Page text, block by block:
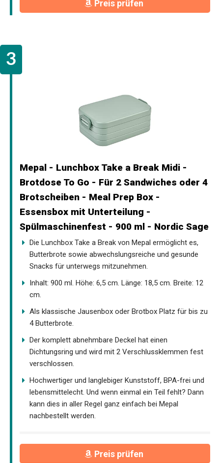
Preis prüfen
Mepal - Lunchbox Take a Break Midi -
Brotdose To Go - Für 2 Sandwiches oder 4
Brotscheiben - Meal Prep Box -
Essensbox mit Unterteilung -
Spülmaschinenfest - 900 ml - Nordic Sage
Die Lunchbox Take a Break von Mepal ermöglicht es,
Butterbrote sowie abwechslungsreiche und gesunde
Snacks für unterwegs mitzunehmen.
Inhalt: 900 ml. Höhe: 6,5 cm. Länge: 18,5 cm. Breite: 12
cm.
Als klassische Jausenbox oder Brotbox Platz für bis zu
4 Butterbrote.
Der komplett abnehmbare Deckel hat einen
Dichtungsring und wird mit 2 Verschlussklemmen fest
verschlossen.
Hochwertiger und langlebiger Kunststoff, BPA-frei und
lebensmittelecht. Und wenn einmal ein Teil fehlt? Dann
kann dies in aller Regel ganz einfach bei Mepal
nachbestellt werden.
Preis prüfen